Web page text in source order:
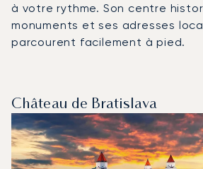
à votre rythme. Son centre
monuments et ses adresses
parcourent facilement à pied.
Château de Bratislava